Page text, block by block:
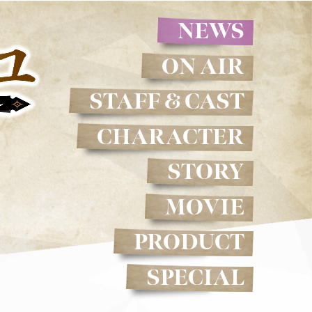
NEWS
ON AIR
STAFF & CAST
CHARACTER
STORY
MOVIE
PRODUCT
SPECIAL